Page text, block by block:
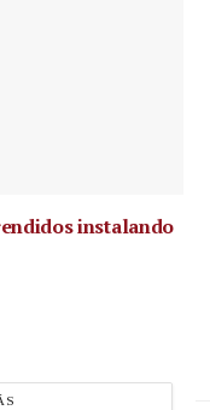
instalando